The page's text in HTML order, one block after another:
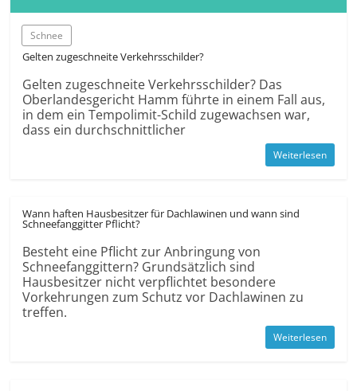
Schnee
Gelten zugeschneite Verkehrsschilder?
Gelten zugeschneite Verkehrsschilder? Das
Oberlandesgericht Hamm führte in einem Fall aus,
in dem ein Tempolimit-Schild zugewachsen war,
dass ein durchschnittlicher
Weiterlesen
Wann haften Hausbesitzer für Dachlawinen und wann sind
Schneefanggitter Pflicht?
Besteht eine Pflicht zur Anbringung von
Schneefanggittern? Grundsätzlich sind
Hausbesitzer nicht verpflichtet besondere
Vorkehrungen zum Schutz vor Dachlawinen zu
treffen.
Weiterlesen